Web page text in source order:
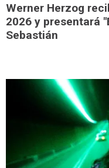
Werner Herzog
2026 y presentará
Sebastián